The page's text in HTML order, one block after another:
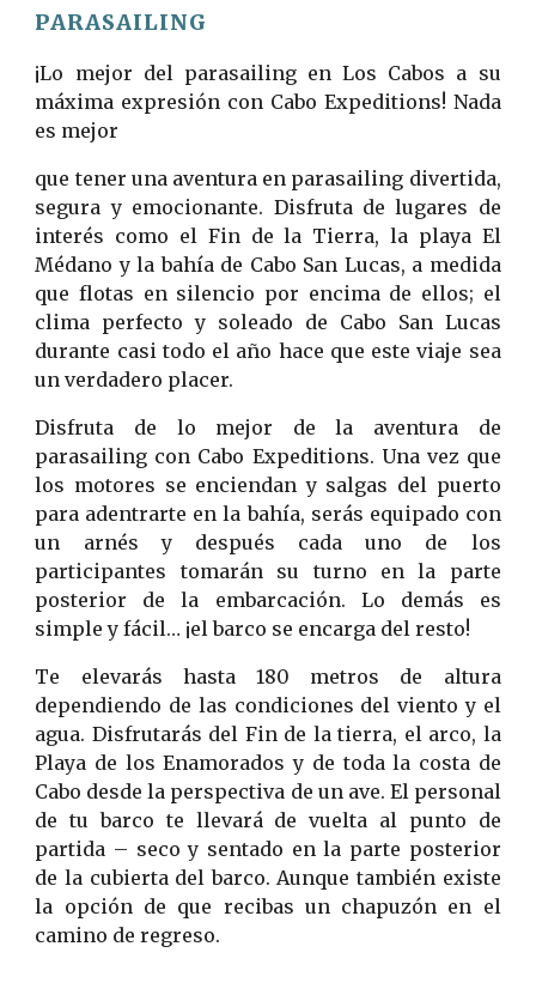
PARASAILING
¡Lo mejor del parasailing en Los Cabos a su
máxima expresión con Cabo Expeditions! Nada
es mejor
que tener una aventura en parasailing divertida,
segura y emocionante. Disfruta de lugares de
interés como el Fin de la Tierra, la playa El
Médano y la bahía de Cabo San Lucas, a medida
que flotas en silencio por encima de ellos; el
clima perfecto y soleado de Cabo San Lucas
durante casi todo el año hace que este viaje sea
un verdadero placer.
Disfruta de lo mejor de la aventura de
parasailing con Cabo Expeditions. Una vez que
los motores se enciendan y salgas del puerto
para adentrarte en la bahía, serás equipado con
un arnés y después cada uno de los
participantes tomarán su turno en la parte
posterior de la embarcación. Lo demás es
simple y fácil… ¡el barco se encarga del resto!
Te elevarás hasta 180 metros de altura
dependiendo de las condiciones del viento y el
agua. Disfrutarás del Fin de la tierra, el arco, la
Playa de los Enamorados y de toda la costa de
Cabo desde la perspectiva de un ave. El personal
de tu barco te llevará de vuelta al punto de
partida – seco y sentado en la parte posterior
de la cubierta del barco. Aunque también existe
la opción de que recibas un chapuzón en el
camino de regreso.